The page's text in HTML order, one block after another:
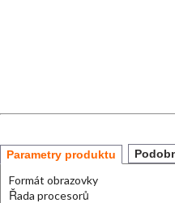
Parametry produktu
Formát obrazovky
Řada procesorů